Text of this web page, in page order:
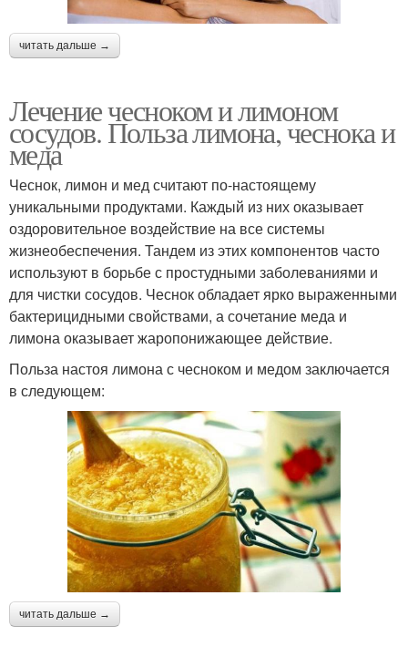
читать дальше →
Лечение чесноком и лимоном
сосудов. Польза лимона, чеснока и
меда
Чеснок, лимон и мед считают по-настоящему
уникальными продуктами. Каждый из них оказывает
оздоровительное воздействие на все системы
жизнеобеспечения. Тандем из этих компонентов часто
используют в борьбе с простудными заболеваниями и
для чистки сосудов. Чеснок обладает ярко выраженными
бактерицидными свойствами, а сочетание меда и
лимона оказывает жаропонижающее действие.
Польза настоя лимона с чесноком и медом заключается
в следующем:
читать дальше →